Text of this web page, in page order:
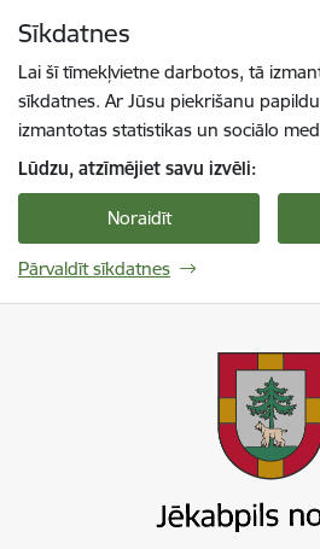
Sīkdatnes
Lai šī tīmekļvietne darbotos, tā
sīkdatnes. Ar Jūsu piekrišanu
izmantotas statistikas un sociālo
Lūdzu, atzīmējiet savu izvēli:
Noraidīt
Pārvaldīt sīkdatnes